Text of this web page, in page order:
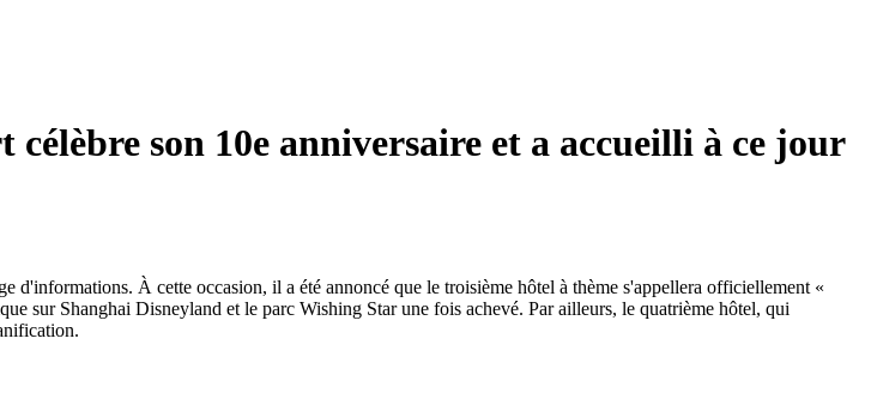
son 10e anniversaire et a accueilli à ce jour
d'informations. À cette occasion, il a été annoncé que le troisième hôtel à thème s'appellera officiellement «
sur Shanghai Disneyland et le parc Wishing Star une fois achevé. Par ailleurs, le quatrième hôtel, qui